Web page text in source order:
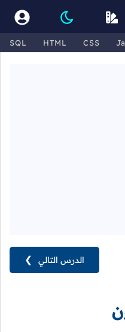
SQL HTML CSS
الدرس التالي ❯